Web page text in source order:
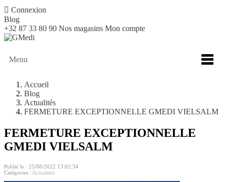
 Connexion
Blog
+32 87 33 80 90 Nos magasins Mon compte
Menu
Accueil
Blog
Actualités
FERMETURE EXCEPTIONNELLE GMEDI VIELSALM
FERMETURE EXCEPTIONNELLE
GMEDI VIELSALM
Publié le : 25/08/2022 13:02:34
Catégories : Actualités